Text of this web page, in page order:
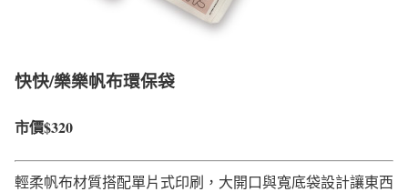
快快/樂樂帆布環保袋
市價$320
輕柔帆布材質搭配單片式印刷，大開口與寬底袋設計讓東西